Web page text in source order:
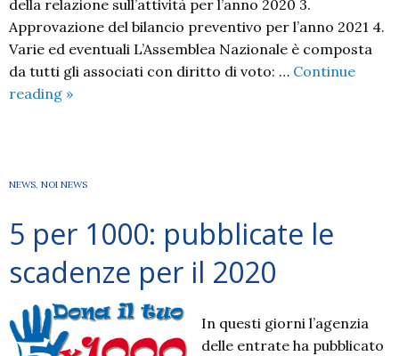
della relazione sull’attività per l’anno 2020 3.
Approvazione del bilancio preventivo per l’anno 2021 4.
Varie ed eventuali L’Assemblea Nazionale è composta
da tutti gli associati con diritto di voto: … Continue
reading Assemblea
»
NEWS, NOI NEWS
5 per 1000: pubblicate le
scadenze per il 2020
In questi giorni l’agenzia
delle entrate ha pubblicato